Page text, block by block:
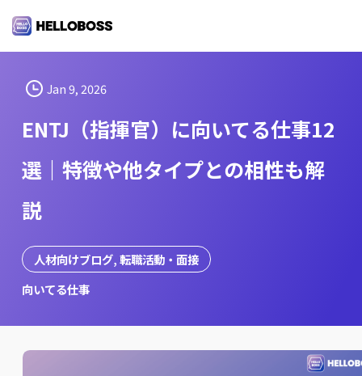
i
Jan 9, 2026
ENTJ（指揮官）に向いてる仕事12
選｜特徴や他タイプとの相性も解
説
人材向けブログ, 転職活動・面接
向いてる仕事